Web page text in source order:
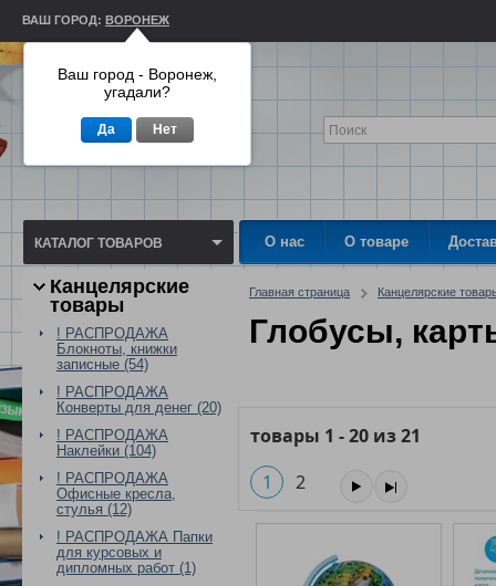
ВАШ ГОРОД: ВОРОНЕЖ
КАТАЛОГ ТОВАРОВ О нас О товаре
Канцелярские
товары
! РАСПРОДАЖА
Блокноты, книжки
записные (54)
! РАСПРОДАЖА
Конверты для денег (20)
! РАСПРОДАЖА
Наклейки (104)
! РАСПРОДАЖА
Офисные кресла,
стулья (12)
! РАСПРОДАЖА Папки
для курсовых и
дипломных работ (1)
Главная страница Канцелярские
Глобусы,
товары 1 -20 из21
1
2
Ваш город - Воронеж,
угадали?
Да Нет